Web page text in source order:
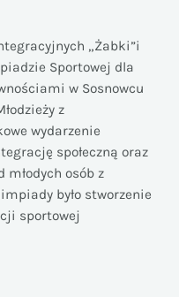
„Żabki”i
Sportowej dla
w Sosnowcu
z
wydarzenie
społeczną oraz
osób z
było stworzenie
sportowej